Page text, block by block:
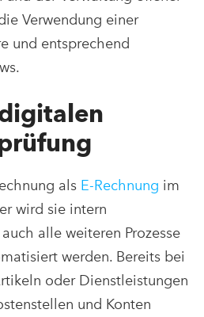
Verwendung einer
und entsprechend
als E-Rechnung im
wird sie intern
alle weiteren Prozesse
werden. Bereits bei
oder Dienstleistungen
und Konten